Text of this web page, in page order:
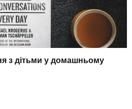
з дітьми у домашньому